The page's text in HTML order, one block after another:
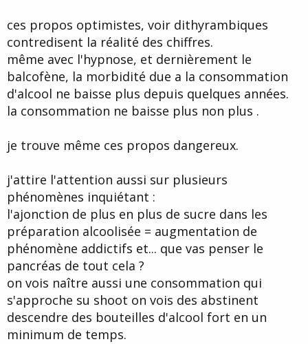
ces propos optimistes, voir dithyrambiques
contredisent la réalité des chiffres.
même avec l'hypnose, et dernièrement le
balcofène, la morbidité due a la consommation
d'alcool ne baisse plus depuis quelques années.
la consommation ne baisse plus non plus .
je trouve même ces propos dangereux.
j'attire l'attention aussi sur plusieurs
phénomènes inquiétant :
l'ajonction de plus en plus de sucre dans les
préparation alcoolisée = augmentation de
phénomène addictifs et... que vas penser le
pancréas de tout cela ?
on vois naître aussi une consommation qui
s'approche su shoot on vois des abstinent
descendre des bouteilles d'alcool fort en un
minimum de temps.